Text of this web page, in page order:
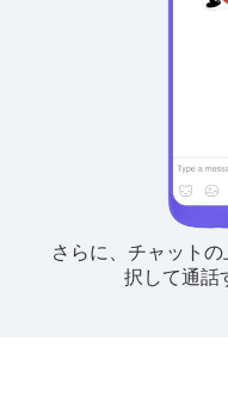
さらに、チャット
択して通話